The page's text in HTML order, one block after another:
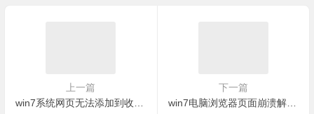
上一篇
下一篇
win7电脑浏览器页面崩溃解决方法